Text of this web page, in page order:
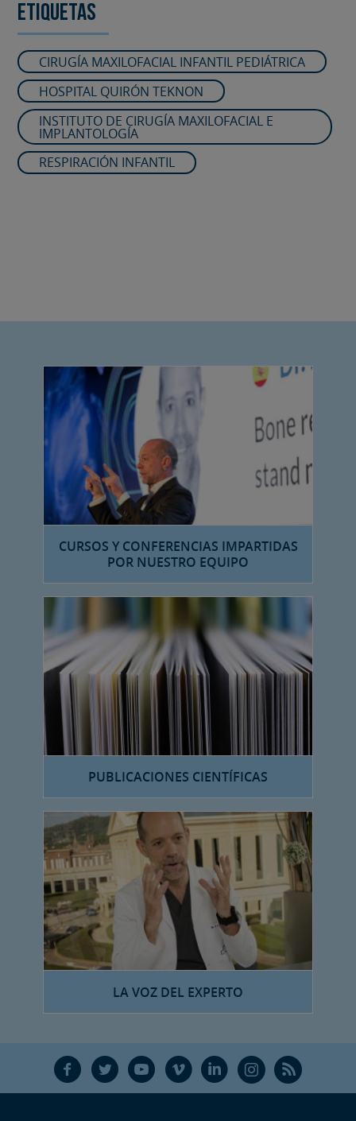
Etiquetas
CIRUGÍA MAXILOFACIAL INFANTIL PEDIÁTRICA
HOSPITAL QUIRÓN TEKNON
INSTITUTO DE CIRUGÍA MAXILOFACIAL E
IMPLANTOLOGÍA
RESPIRACIÓN INFANTIL
CURSOS Y CONFERENCIAS IMPARTIDAS
POR NUESTRO EQUIPO
PUBLICACIONES CIENTÍFICAS
LA VOZ DEL EXPERTO
F T Y V L Ñ R